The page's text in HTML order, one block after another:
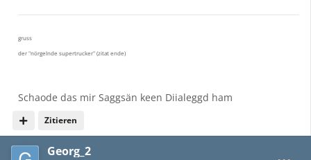
Zitieren
gruss
der "nörgelnde supertrucker" (zitat ende)
Schaode das mir Saggsän keen Diialeggd ham
Georg_2